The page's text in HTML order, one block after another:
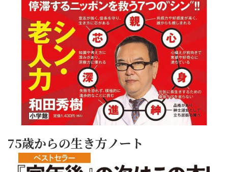
75歳からの生き方ノート